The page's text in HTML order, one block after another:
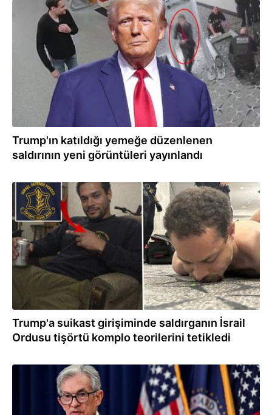
01.05.2026
Trump'ın katıldığı yemeğe düzenlenen
saldırının yeni görüntüleri yayınlandı
26.04.2026
Trump'a suikast girişiminde saldırganın İsrail
Ordusu tişörtü komplo teorilerini tetikledi
25.04.2026